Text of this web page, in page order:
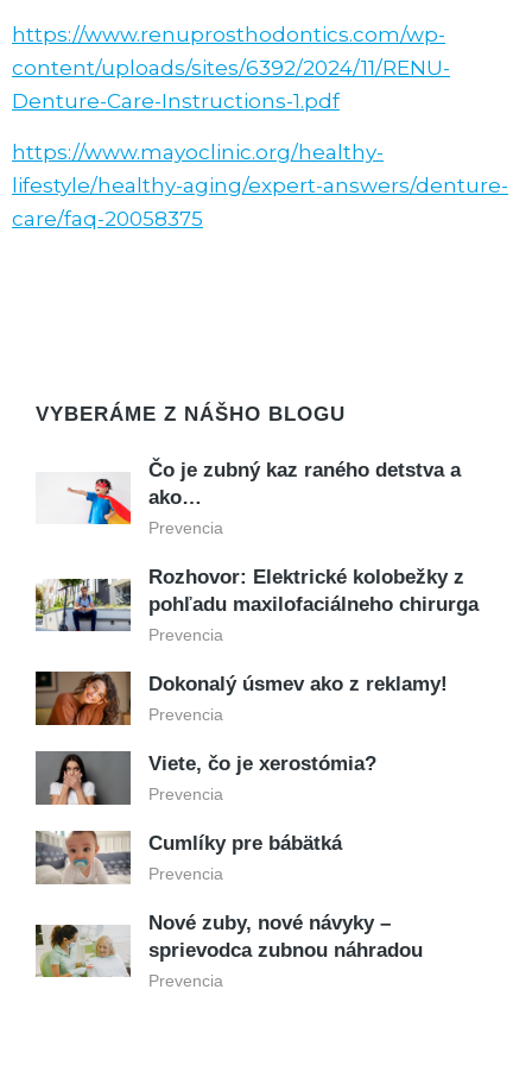
https://www.renuprosthodontics.com/wp-
content/uploads/sites/6392/2024/11/RENU-
Denture-Care-Instructions-1.pdf
https://www.mayoclinic.org/healthy-
lifestyle/healthy-aging/expert-answers/denture-
care/faq-20058375
VYBERÁME Z NÁŠHO BLOGU
Čo je zubný kaz raného detstva a
ako…
Prevencia
Rozhovor: Elektrické kolobežky z
pohľadu maxilofaciálneho chirurga
Prevencia
Dokonalý úsmev ako z reklamy!
Prevencia
Viete, čo je xerostómia?
Prevencia
Cumlíky pre bábätká
Prevencia
Nové zuby, nové návyky –
sprievodca zubnou náhradou
Prevencia